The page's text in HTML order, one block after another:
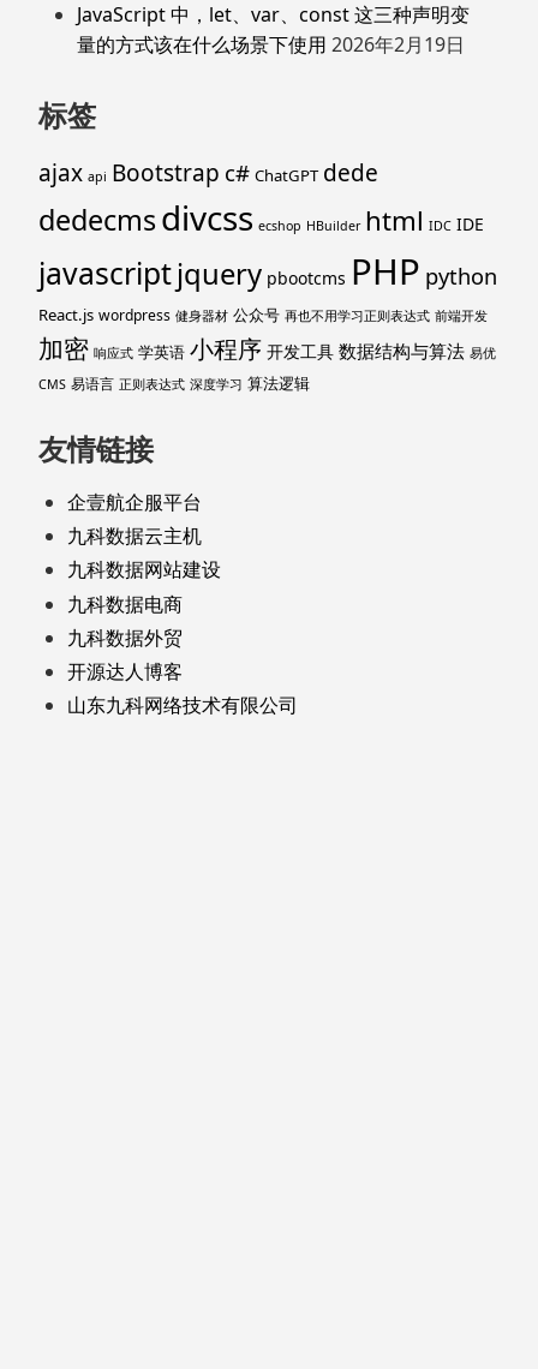
JavaScript 中，let、var、const 这三种声明变
量的方式该在什么场景下使用 2026年2月19日
标签
ajax api Bootstrap c# ChatGPT dede
dedecmsdivcss ecshop HBuilder html IDC IDE
javascriptjquery pbootcms PHP python
React.js wordpress 健身器材 公众号 再也不用学习正则表达式 前端开发
加密 响应式 学英语 小程序 开发工具 数据结构与算法 易优
CMS 易语言 正则表达式 深度学习 算法逻辑
友情链接
企壹航企服平台
九科数据云主机
九科数据网站建设
九科数据电商
九科数据外贸
开源达人博客
山东九科网络技术有限公司